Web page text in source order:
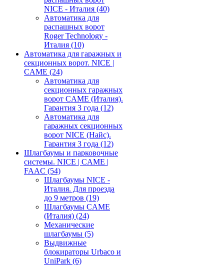
NICE - Италия (40)
Автоматика для
распашных ворот
Roger Technology -
Италия (10)
Автоматика для гаражных и
секционных ворот. NICE |
CAME (24)
Автоматика для
секционных гаражных
ворот CAME (Италия).
Гарантия 3 года (12)
Автоматика для
гаражных секционных
ворот NICE (Найс).
Гарантия 3 года (12)
Шлагбаумы и парковочные
системы. NICE | CAME |
FAAC (54)
Шлагбаумы NICE -
Италия. Для проезда
до 9 метров (19)
Шлагбаумы CAME
(Италия) (24)
Механические
шлагбаумы (5)
Выдвижные
блокираторы Urbaco и
UniPark (6)